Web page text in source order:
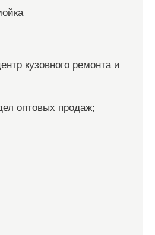
кузовного ремонта и
оптовых продаж;